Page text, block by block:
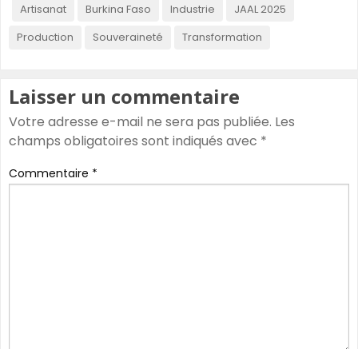
Artisanat
Burkina Faso Industrie
JAAL 2025
Production
Souveraineté Transformation
Laisser un commentaire
Votre adresse e-mail ne sera pas publiée. Les
champs obligatoires sont indiqués avec *
Commentaire *